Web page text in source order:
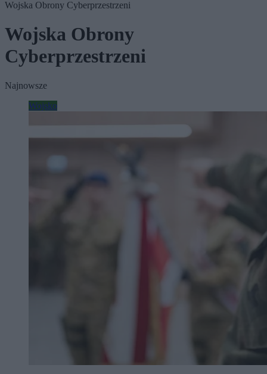
Wojska Obrony Cyberprzestrzeni
Wojska Obrony
Cyberprzestrzeni
Najnowsze
Wojsko